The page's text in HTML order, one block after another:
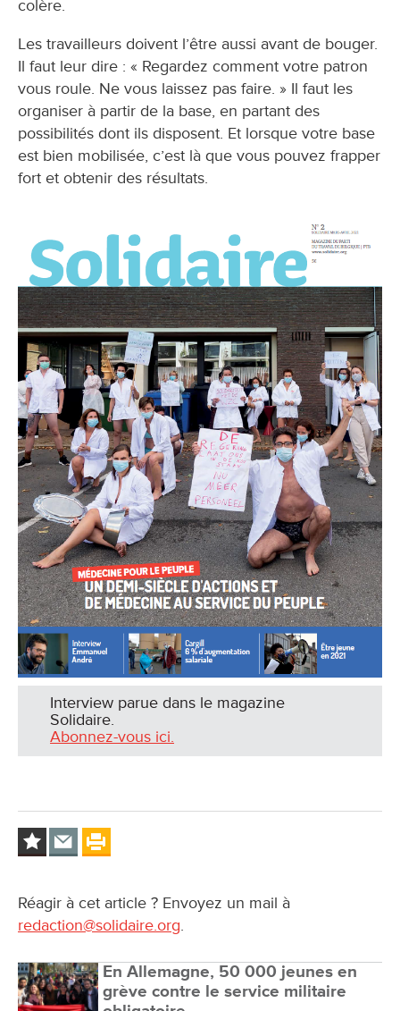
colère.
Les travailleurs doivent l’être aussi avant de bouger.
Il faut leur dire : « Regardez comment votre patron
vous roule. Ne vous laissez pas faire. » Il faut les
organiser à partir de la base, en partant des
possibilités dont ils disposent. Et lorsque votre base
est bien mobilisée, c’est là que vous pouvez frapper
fort et obtenir des résultats.
Interview parue dans le magazine
Solidaire.
Abonnez-vous ici.
Réagir à cet article ? Envoyez un mail à
redaction@solidaire.org.
En Allemagne, 50 000 jeunes en
grève contre le service militaire